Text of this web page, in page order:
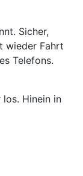
Sicher,
wieder Fahrt
Telefons.
Hinein in